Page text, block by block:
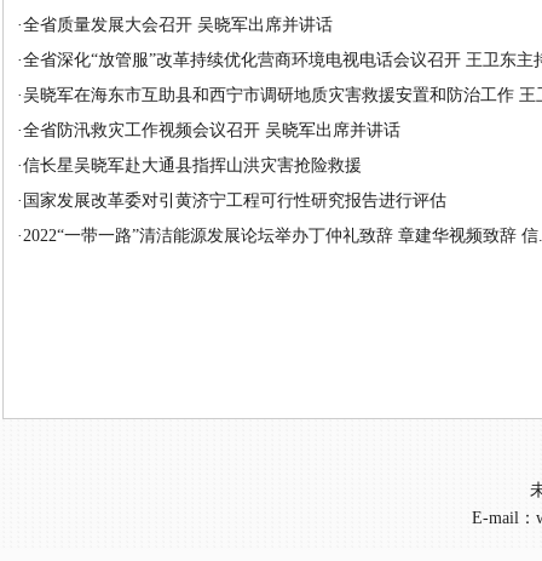
·全省质量发展大会召开 吴晓军出席并讲话
·全省深化“放管服”改革持续优化营商环境电视电话会议召开 王卫东主
·吴晓军在海东市互助县和西宁市调研地质灾害救援安置和防治工作 王
·全省防汛救灾工作视频会议召开 吴晓军出席并讲话
·信长星吴晓军赴大通县指挥山洪灾害抢险救援
· 国家发展改革委对引黄济宁工程可行性研究报告进行评估
·2022“一带一路”清洁能源发展论坛举办丁仲礼致辞 章建华视频致辞 信
E-mail：